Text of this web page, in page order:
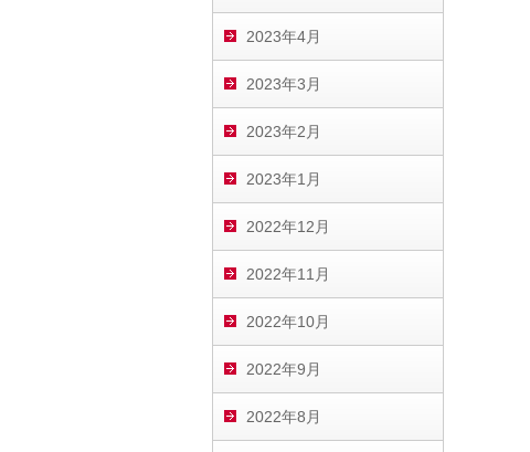
2023年4月
2023年3月
2023年2月
2023年1月
2022年12月
2022年11月
2022年10月
2022年9月
2022年8月